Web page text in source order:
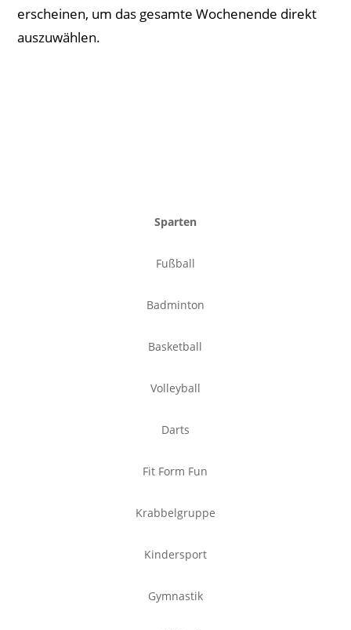
erscheinen, um das gesamte Wochenende direkt
auszuwählen.
Sparten
Fußball
Badminton
Basketball
Volleyball
Darts
Fit Form Fun
Krabbelgruppe
Kindersport
Gymnastik